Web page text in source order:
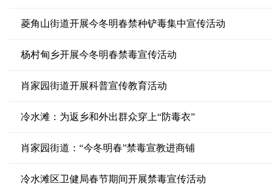
菱角山街道开展今冬明春禁种铲毒集中宣传活动
杨村甸乡开展今冬明春禁毒宣传活动
肖家园街道开展科普宣传教育活动
冷水滩：为返乡和外出群众穿上“防毒衣”
肖家园街道：“今冬明春”禁毒宣教进商铺
冷水滩区卫健局春节期间开展禁毒宣传活动